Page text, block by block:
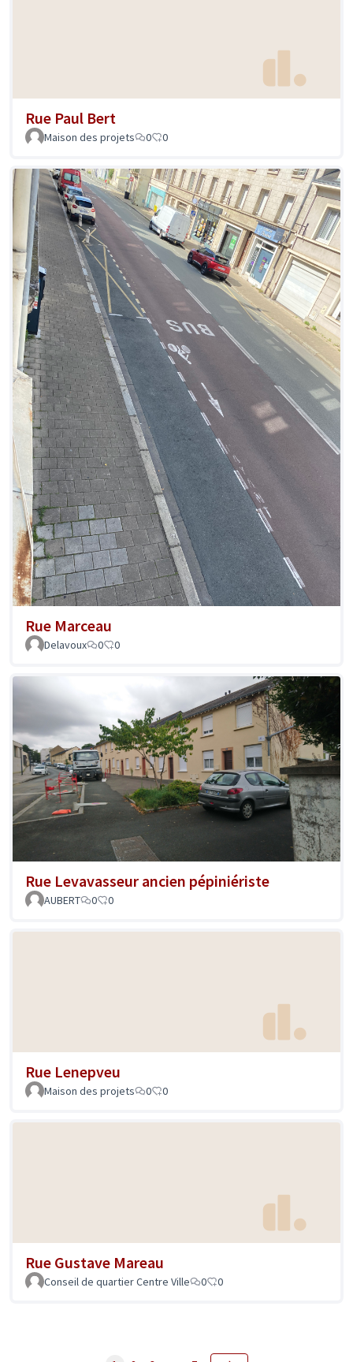
Rue Paul Bert
Maison des projets 0 0
Rue Marceau
Delavoux 0 0
Rue Levavasseur ancien pépiniériste
AUBERT 0 0
Rue Lenepveu
Maison des projets 0 0
Rue Gustave Mareau
Conseil de quartier Centre Ville 0 0